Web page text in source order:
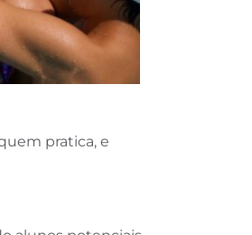
pratica, e